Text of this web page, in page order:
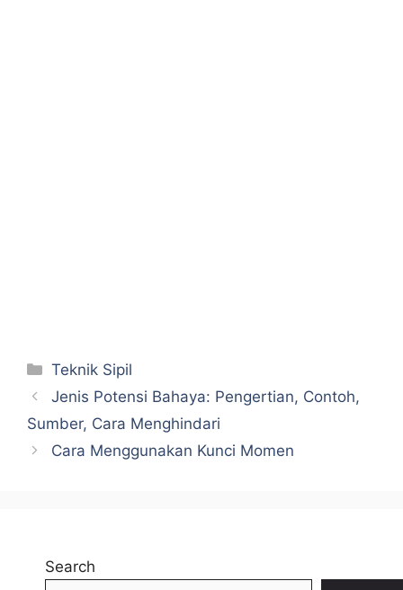
Categories
Teknik Sipil
Jenis Potensi Bahaya: Pengertian, Contoh,
Sumber, Cara Menghindari
Cara Menggunakan Kunci Momen
Search